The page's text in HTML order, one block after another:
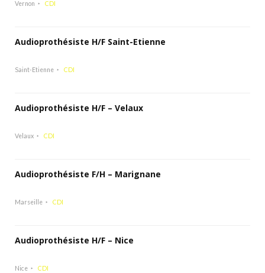
Vernon CDI
Audioprothésiste H/F Saint-Etienne
Saint-Etienne CDI
Audioprothésiste H/F – Velaux
Velaux CDI
Audioprothésiste F/H – Marignane
Marseille CDI
Audioprothésiste H/F – Nice
Nice CDI